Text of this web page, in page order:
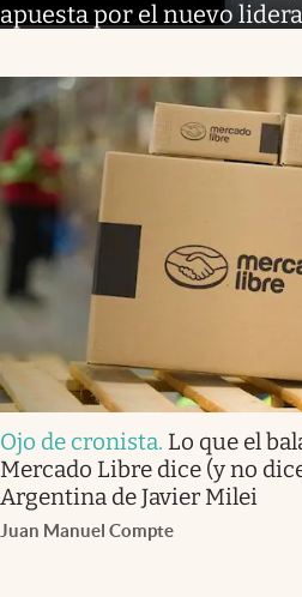
apuesta por el nuevo
Ojo de cronista. Lo que el
Mercado Libre dice (y no
Argentina de Javier Milei
Juan Manuel Compte